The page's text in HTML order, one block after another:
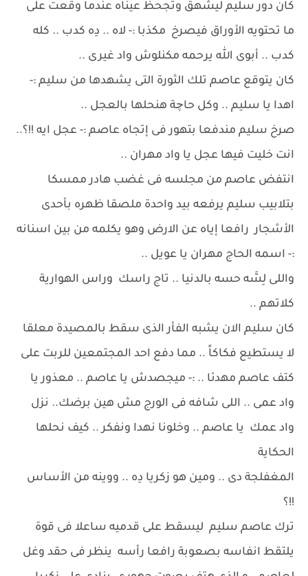
كان دور سليم ليشهق وتجحظ عيناه عندما وقعت على
ما تحتويه الأوراق فيصرخ مكذبا :- لاه .. دِه كدب .. كله
كدب .. أبوى الله يرحمه مكنلوش واد غيرى ..
كان يتوقع عاصم تلك الثورة التى يشهدها من سليم :-
اهدا يا سليم .. وكل حاچة هنحلها بالعجل ..
صرخ سليم مندفعا بتهور فى إتجاه عاصم :- عجل ايه !!؟..
انت خليت فيها عجل يا واد مهران ..
انتفض عاصم من مجلسه فى غضب هادر ممسكا
بتلابيب سليم يرفعه بيد واحدة ملصقا ظهره بأحدى
الأشجار رافعا إياه عن الارض وهو يكلمه من بين اسنانه
:- اسمه الحاج مهران يا عويل ..
واللى لِسَّه حسه بالدنيا .. تاج راسك وراس الهوارية
كلاتهم ..
كان سليم الان يشبه الفأر الذى سقط بالمصيدة معلقا
لا يستطيع فكاكاً .. مما دفع احد المجتمعين للربت على
كتف عاصم مهدئا .. :- ميجصدش يا عاصم .. معذور يا
واد عمى .. اللى شافه فى الورج مش هين برضك.. نزل
واد عمك يا عاصم .. وخلونا نهدا ونفكر .. كيف نحلها
الحكاية
المغفلجة دى .. ومين هو زكريا دِه .. ووينه من الأساس
!!؟
ترك عاصم سليم ليسقط على قدميه ساعلا فى قوة
يلتقط انفاسه بصعوبة رافعا رأسه ينظر فى حقد وغل